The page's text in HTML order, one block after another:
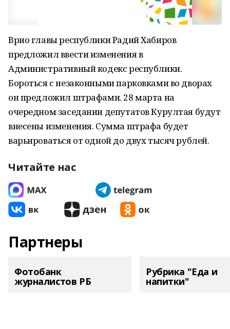
Врио главы республики Радий Хабиров
предложил ввести изменения в
Административный кодекс республики.
Бороться с незаконными парковками во дворах
он предложил штрафами. 28 марта на
очередном заседании депутатов Курултая будут
внесены изменения. Сумма штрафа будет
варьироваться от одной до двух тысяч рублей.
Читайте нас
Партнеры
Фотобанк
журналистов РБ
Рубрика "Еда и
напитки"